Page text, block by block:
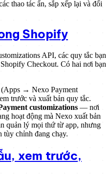
thao tác ẩn, sắp xếp lại và đổi
Shopify
API, các quy tắc bạn
Checkout. Có hai nơi bạn
(Apps → Nexo Payment
trước và xuất bản quy tắc.
customizations — nơi
hoạt động mà Nexo xuất bản
quản lý mọi thứ từ app, nhưng
tùy chỉnh đang chạy.
xem trước,